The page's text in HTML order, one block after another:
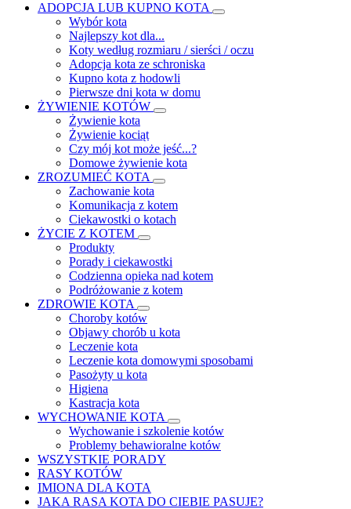
ADOPCJA LUB KUPNO KOTA
Wybór kota
Najlepszy kot dla...
Koty według rozmiaru / sierści / oczu
Adopcja kota ze schroniska
Kupno kota z hodowli
Pierwsze dni kota w domu
ŻYWIENIE KOTÓW
Żywienie kota
Żywienie kociąt
Czy mój kot może jeść...?
Domowe żywienie kota
ZROZUMIEĆ KOTA
Zachowanie kota
Komunikacja z kotem
Ciekawostki o kotach
ŻYCIE Z KOTEM
Produkty
Porady i ciekawostki
Codzienna opieka nad kotem
Podróżowanie z kotem
ZDROWIE KOTA
Choroby kotów
Objawy chorób u kota
Leczenie kota
Leczenie kota domowymi sposobami
Pasożyty u kota
Higiena
Kastracja kota
WYCHOWANIE KOTA
Wychowanie i szkolenie kotów
Problemy behawioralne kotów
WSZYSTKIE PORADY
RASY KOTÓW
IMIONA DLA KOTA
JAKA RASA KOTA DO CIEBIE PASUJE?